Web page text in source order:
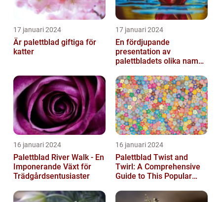
17 januari 2024
Är palettblad giftiga för
katter
17 januari 2024
En fördjupande
presentation av
palettbladets olika namn
16 januari 2024
Palettblad River Walk - En
Imponerande Växt för
Trädgårdsentusiaster
16 januari 2024
Palettblad Twist and
Twirl: A Comprehensive
Guide to This Popular